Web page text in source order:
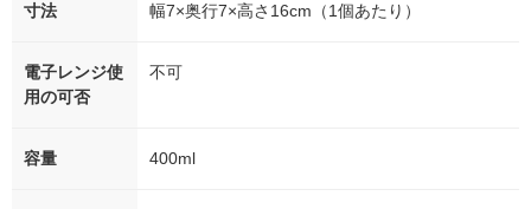
寸法 幅7×奥行7×高さ16cm（1個あたり）
電子レンジ使
用の可否
不可
容量 400ml